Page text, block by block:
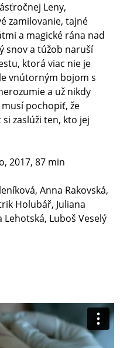
Leny,
zamilovanie, tajné
a magické rána nad
snov a túžob naruší
ktorá viac nie je
vnútorným bojom s
a už nikdy
pochopiť, že
zaslúži ten, kto jej
2017, 87 min
Anna Rakovská,
Holubář, Juliana
Luboš Veselý